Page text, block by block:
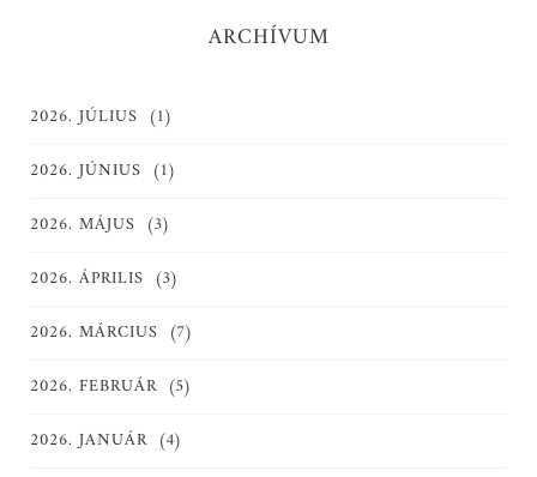
ARCHÍVUM
2026. JÚLIUS (1)
2026. JÚNIUS (1)
2026. MÁJUS (3)
2026. ÁPRILIS (3)
2026. MÁRCIUS (7)
2026. FEBRUÁR (5)
2026. JANUÁR (4)